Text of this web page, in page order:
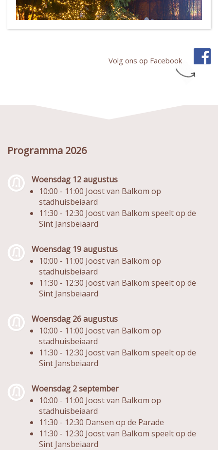
Volg ons op Facebook
Programma 2026
Woensdag 12 augustus
10:00 - 11:00 Joost van Balkom op
stadhuisbeiaard
11:30 - 12:30 Joost van Balkom speelt op de
Sint Jansbeiaard
Woensdag 19 augustus
10:00 - 11:00 Joost van Balkom op
stadhuisbeiaard
11:30 - 12:30 Joost van Balkom speelt op de
Sint Jansbeiaard
Woensdag 26 augustus
10:00 - 11:00 Joost van Balkom op
stadhuisbeiaard
11:30 - 12:30 Joost van Balkom speelt op de
Sint Jansbeiaard
Woensdag 2 september
10:00 - 11:00 Joost van Balkom op
stadhuisbeiaard
11:30 - 12:30 Dansen op de Parade
11:30 - 12:30 Joost van Balkom speelt op de
Sint Jansbeiaard